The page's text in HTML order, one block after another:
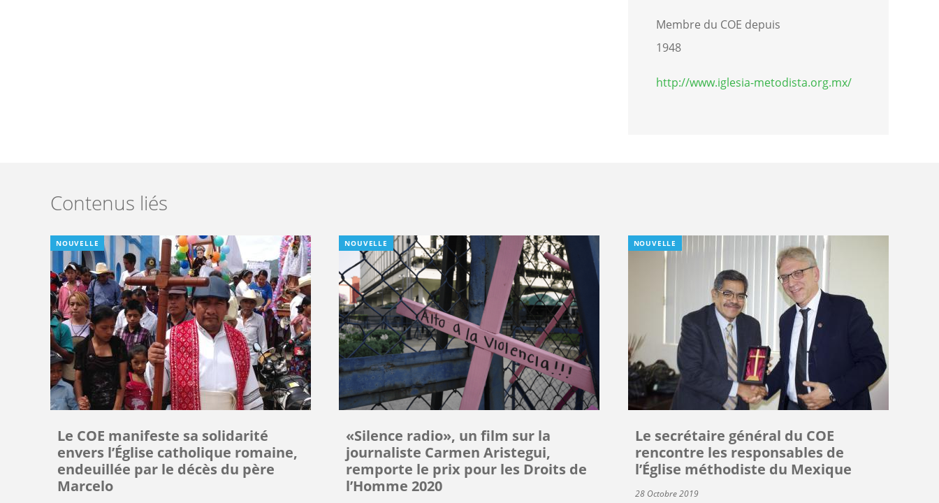
Membre du COE depuis
1948
http://www.iglesia-metodista.org.mx/
Contenus liés
NOUVELLE
Le COE manifeste sa solidarité
envers l’Église catholique romaine,
endeuillée par le décès du père
Marcelo
NOUVELLE
«Silence radio», un film sur la
journaliste Carmen Aristegui,
remporte le prix pour les Droits de
l’Homme 2020
NOUVELLE
Le secrétaire général du COE
rencontre les responsables de
l’Église méthodiste du Mexique
28 Octobre 2019